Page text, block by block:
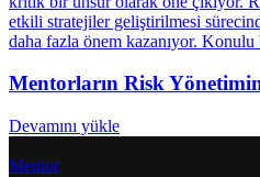
Mentorların Risk
Devamını yükle
Mentor